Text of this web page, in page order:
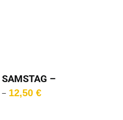
–
Uhr
– 12,50 €Preisspanne: